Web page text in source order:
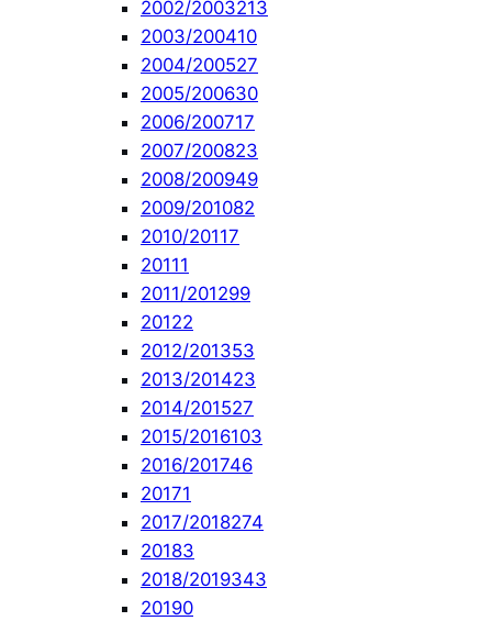
2002/2003213
2003/200410
2004/200527
2005/200630
2006/200717
2007/200823
2008/200949
2009/201082
2010/20117
20111
2011/201299
20122
2012/201353
2013/201423
2014/201527
2015/2016103
2016/201746
20171
2017/2018274
20183
2018/2019343
20190